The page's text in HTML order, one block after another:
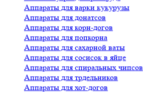
Аппараты для варки кукурузы
Аппараты для донатсов
Аппараты для корн-догов
Аппараты для попкорна
Аппараты для сахарной ваты
Аппараты для сосисок в яйце
Аппараты для спиральных чипсов
Аппараты для трдельников
Аппараты для хот-догов